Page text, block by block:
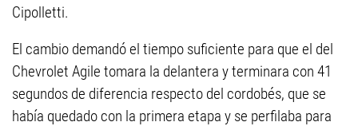
Cipolletti.
El cambio demandó el tiempo suficiente para que el del
Chevrolet Agile tomara la delantera y terminara con 41
segundos de diferencia respecto del cordobés, que se
había quedado con la primera etapa y se perfilaba para